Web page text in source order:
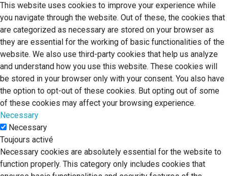
This website uses cookies to improve your experience while
you navigate through the website. Out of these, the cookies that
are categorized as necessary are stored on your browser as
they are essential for the working of basic functionalities of the
website. We also use third-party cookies that help us analyze
and understand how you use this website. These cookies will
be stored in your browser only with your consent. You also have
the option to opt-out of these cookies. But opting out of some
of these cookies may affect your browsing experience.
Necessary
Necessary
Toujours activé
Necessary cookies are absolutely essential for the website to
function properly. This category only includes cookies that